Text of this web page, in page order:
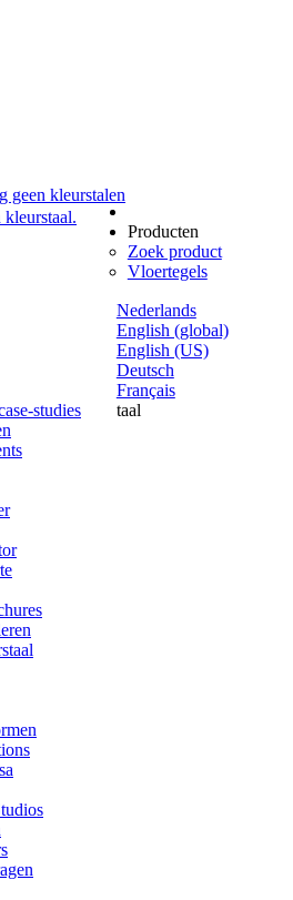
geen kleurstalen
kleurstaal.
Nederlands
English (global)
English (US)
Deutsch
Français
taal
Producten
Zoek product
Vloertegels
studies